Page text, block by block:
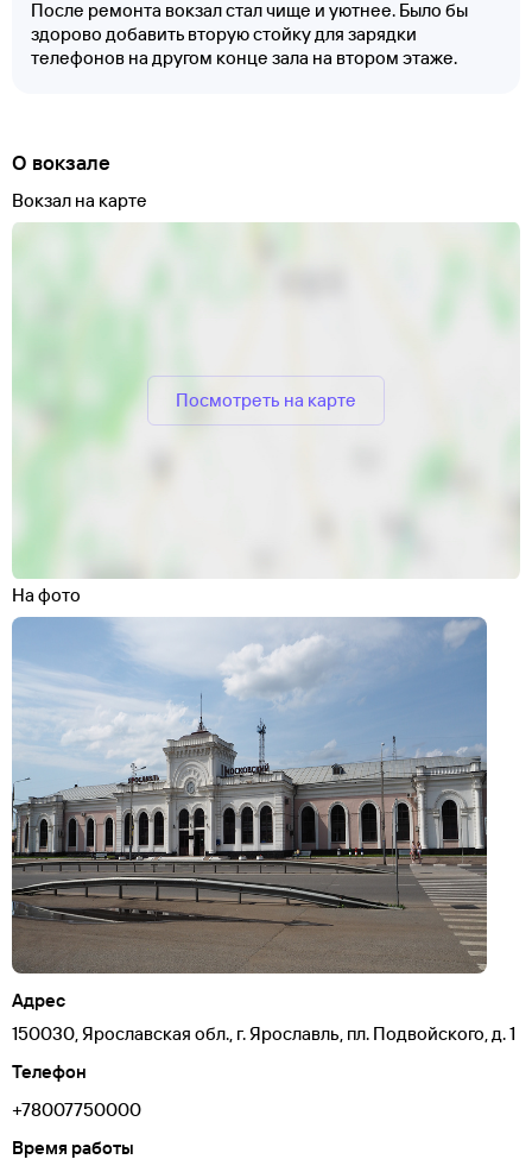
После ремонта вокзал стал чище и уютнее. Было бы
здорово добавить вторую стойку для зарядки
телефонов на другом конце зала на втором этаже.
О вокзале
Вокзал на карте
Посмотреть на карте
На фото
Адрес
150030, Ярославская обл., г. Ярославль, пл. Подвойского, д. 1
Телефон
+78007750000
Время работы